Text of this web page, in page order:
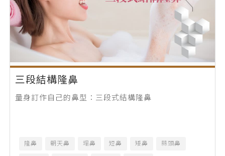
三段結構隆鼻
量身訂作自己的鼻型：三段式結構隆鼻
隆鼻 朝天鼻 塌鼻 短鼻 矮鼻 蒜頭鼻